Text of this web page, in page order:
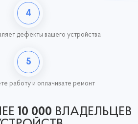
4
дефекты вашего устройства
5
работу и оплачивате ремонт
10 000 ВЛАДЕЛЬЦЕВ